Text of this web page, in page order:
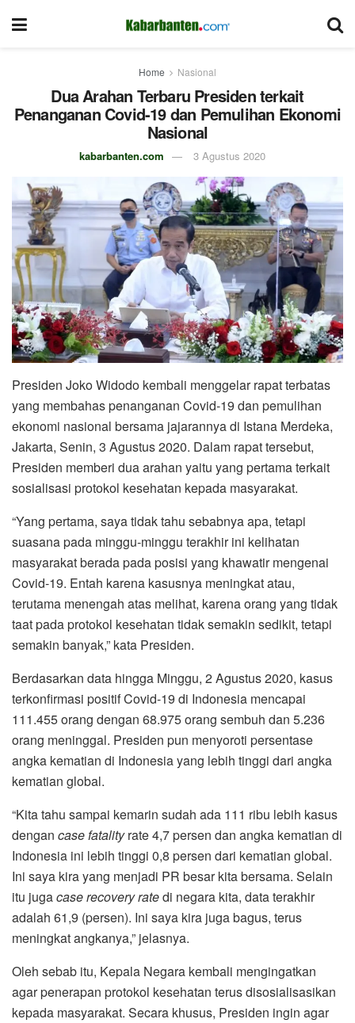
Home Nasional
Dua Arahan Terbaru Presiden terkait
Penanganan Covid-19 dan Pemulihan Ekonomi
Nasional
kabarbanten.com 3 Agustus 2020
Presiden Joko Widodo kembali menggelar rapat terbatas
yang membahas penanganan Covid-19 dan pemulihan
ekonomi nasional bersama jajarannya di Istana Merdeka,
Jakarta, Senin, 3 Agustus 2020. Dalam rapat tersebut,
Presiden memberi dua arahan yaitu yang pertama terkait
sosialisasi protokol kesehatan kepada masyarakat.
“Yang pertama, saya tidak tahu sebabnya apa, tetapi
suasana pada minggu-minggu terakhir ini kelihatan
masyarakat berada pada posisi yang khawatir mengenai
Covid-19. Entah karena kasusnya meningkat atau,
terutama menengah atas melihat, karena orang yang tidak
taat pada protokol kesehatan tidak semakin sedikit, tetapi
semakin banyak,” kata Presiden.
Berdasarkan data hingga Minggu, 2 Agustus 2020, kasus
terkonfirmasi positif Covid-19 di Indonesia mencapai
111.455 orang dengan 68.975 orang sembuh dan 5.236
orang meninggal. Presiden pun menyoroti persentase
angka kematian di Indonesia yang lebih tinggi dari angka
kematian global.
“Kita tahu sampai kemarin sudah ada 111 ribu lebih kasus
dengan case fatalityrate 4,7 persen dan angka kematian di
Indonesia ini lebih tinggi 0,8 persen dari kematian global.
Ini saya kira yang menjadi PR besar kita bersama. Selain
itu jugacase recovery ratedi negara kita, data terakhir
adalah 61,9 (persen). Ini saya kira juga bagus, terus
meningkat angkanya,” jelasnya.
Oleh sebab itu, Kepala Negara kembali mengingatkan
agar penerapan protokol kesehatan terus disosialisasikan
kepada masyarakat. Secara khusus, Presiden ingin agar